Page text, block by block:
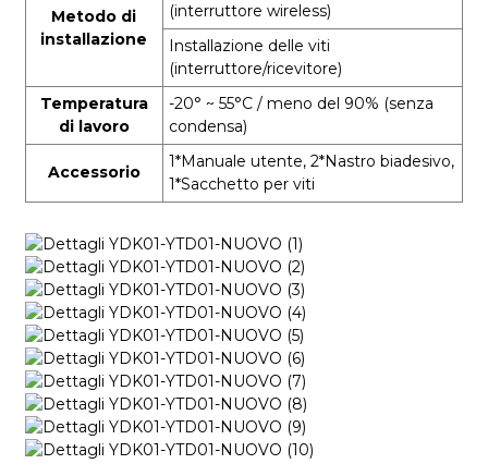
Metodo di
installazione
(interruttore wireless)
Installazione delle viti
(interruttore/ricevitore)
Temperatura
di lavoro
-20° ~ 55°C / meno del 90% (senza
condensa)
Accessorio
1*Manuale utente, 2*Nastro biadesivo,
1*Sacchetto per viti